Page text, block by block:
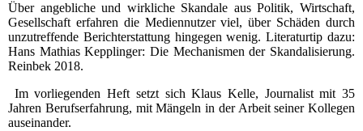
Über angebliche und wirkliche Skandale aus Politik, Wirtschaft,
Gesellschaft erfahren die Mediennutzer viel, über Schäden durch
unzutreffende Berichterstattung hingegen wenig. Literaturtip dazu:
Hans Mathias Kepplinger: Die Mechanismen der Skandalisierung.
Reinbek 2018.
Im vorliegenden Heft setzt sich Klaus Kelle, Journalist mit 35
Jahren Berufserfahrung, mit Mängeln in der Arbeit seiner Kollegen
auseinander.